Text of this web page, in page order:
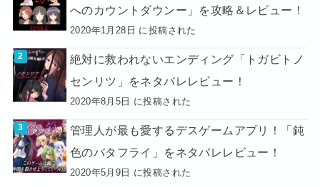
へのカウントダウンー」を攻略＆レビュー！
2020年1月28日 に投稿された
絶対に救われないエンディング「トガビトノ
センリツ」をネタバレレビュー！
2020年8月5日 に投稿された
管理人が最も愛するデスゲームアプリ！「鈍
色のバタフライ」をネタバレレビュー！
2020年5月9日 に投稿された